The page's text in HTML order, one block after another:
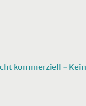
kommerziell -